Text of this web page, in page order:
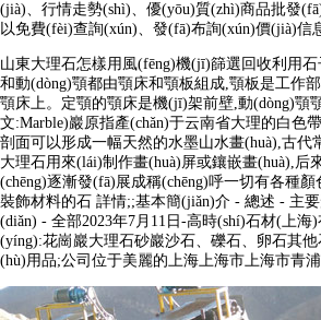
(jià)、行情走勢(shì)、優(yōu)質(zhì)商品批發
以免費(fèi)查詢(xún)、發(fā)布詢(xún)價(jià)信
山東大理石怎樣用風(fēng)機(jī)篩選回收利用
和動(dòng)顎都由顎床和顎板組成,顎板是工作
顎床上。定顎的顎床是機(jī)架前壁,動(dòng)
文:Marble)巖原指產(chǎn)于云南省大理的白色
剖面可以形成一幅天然的水墨山水畫(huà),古代
大理石用來(lái)制作畫(huà)屏或鑲嵌畫(huà),后
(chēng)逐漸發(fā)展成稱(chēng)呼一切有各種
裝飾材料的石 詳情;;基本簡(jiǎn)介 - 總述 - 主
(diǎn) - 全部2023年7月11日-高時(shí)石材(上
(yíng):花崗巖大理石砂巖沙石、礫石、卵石其
(hù)用品;公司位于美麗的上海上海市上海市青浦